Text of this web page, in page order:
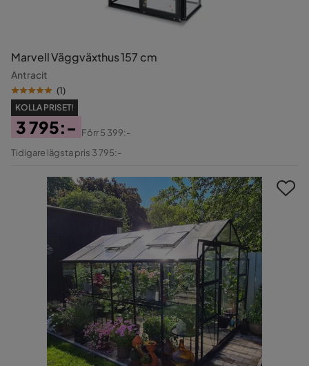
Marvell Väggväxthus 157 cm
Antracit
(1)
KOLLA PRISET!
Pris
3 795:-
Original
Förr5 399:-
Tidigare lägsta pris 3 795:-